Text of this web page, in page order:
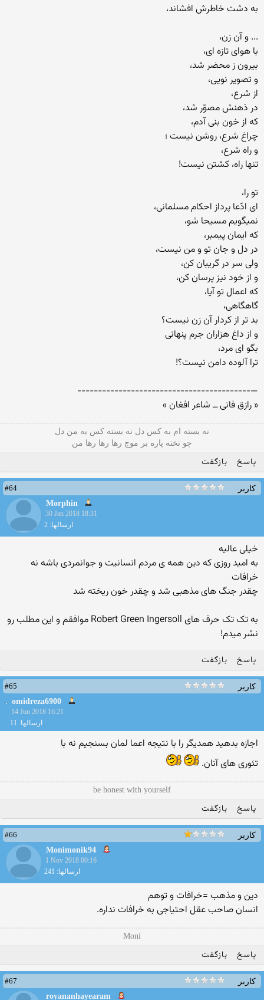
به دشت خاطرش افشاند،
... و آن زن،
با هوای تازه ای،
بیرون ز محضر شد،
و تصویر نویی،
از شرع،
در ذهنش مصوّر شد،
که از خون بنی آدم،
چراغ شرع، روشن نیست ؛
و راه شرع،
تنها راه، کشتن نیست!
تو را،
ای ادّعا پرداز احکام مسلمانی،
نمیگویم مسیحا شو،
که ایمان پیمبر،
در دل و جان تو و من نیست،
ولی سر در گریبان کن،
و از خود نیز پرسان کن،
که اعمال تو آیا،
گاهگاهی،
بد تر از کردار آن زن نیست؟
و از داغ هزاران جرم پنهانی
بگو ای مرد،
ترا آلوده دامن نیست؟!
—------------------------------------------
« رازق فانی ــ شاعر افغان »
نه بسته ام به کس دل نه بسته کس به من دل
چو تخته پاره بر موج رها رها رها من
پاسخ بازگفت
کاربر
#64
Morphin
30 Jan 2018 18:31
ارسالها: 2
خیلی عالیه
به امید روزی که دین همه ی مردم انسانیت و جوانمردی باشه نه
خرافات
چقدر جنگ های مذهبی شد و چقدر خون ریخته شد
به تک تک حرف های Robert Green Ingersoll موافقم و این مطلب رو
نشر میدم!
پاسخ بازگفت
کاربر
#65
omidreza6900
14 Jun 2018 16:21
ارسالها: 11
اجازه بدهيد همديگر را با نتيجه اعما لمان بسنجيم نه با
تئوری های آنان.
be honest with yourself
پاسخ بازگفت
کاربر
#66
Monimonik94
1 Nov 2018 00:16
ارسالها: 241
دین و مذهب =خرافات و توهم
انسان صاحب عقل احتیاجی به خرافات نداره.
Moni
پاسخ بازگفت
کاربر
#67
royananhayearam